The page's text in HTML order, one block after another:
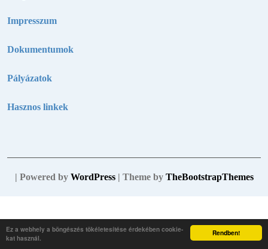
Rendben!
Ez a webhely a böngészés tökéletesítése érdekében cookie-
kat használ.
Impresszum
Dokumentumok
Pályázatok
Hasznos linkek
| Powered by WordPress| Theme by TheBootstrapThemes